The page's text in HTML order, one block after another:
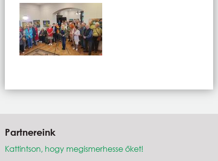
Partnereink
Kattintson, hogy megismerhesse őket!